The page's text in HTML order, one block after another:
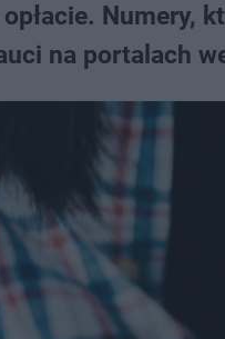
Numery,
na portalach